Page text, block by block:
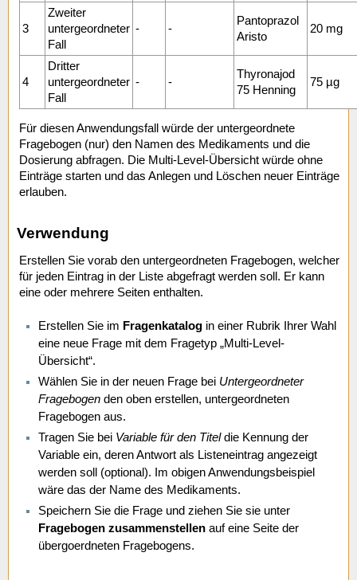
3
Zweiter
untergeordneter
Fall
- -
Pantoprazol
Aristo
20 mg
4
Dritter
untergeordneter
Fall
- -
Thyronajod
75 Henning
75 µg
Für diesen Anwendungsfall würde der untergeordnete
Fragebogen (nur) den Namen des Medikaments und die
Dosierung abfragen. Die Multi-Level-Übersicht würde ohne
Einträge starten und das Anlegen und Löschen neuer Einträge
erlauben.
Verwendung
Erstellen Sie vorab den untergeordneten Fragebogen, welcher
für jeden Eintrag in der Liste abgefragt werden soll. Er kann
eine oder mehrere Seiten enthalten.
Erstellen Sie im Fragenkatalog in einer Rubrik Ihrer Wahl
eine neue Frage mit dem Fragetyp „Multi-Level-
Übersicht“.
Wählen Sie in der neuen Frage bei Untergeordneter
Fragebogen den oben erstellen, untergeordneten
Fragebogen aus.
Tragen Sie bei Variable für den Titeldie Kennung der
Variable ein, deren Antwort als Listeneintrag angezeigt
werden soll (optional). Im obigen Anwendungsbeispiel
wäre das der Name des Medikaments.
Speichern Sie die Frage und ziehen Sie sie unter
Fragebogen zusammenstellen auf eine Seite der
übergoerdneten Fragebogens.